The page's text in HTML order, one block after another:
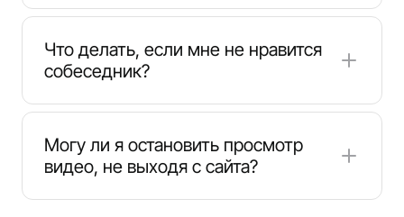
экрана.
Вы можете использовать текстовый чат или
общаться напрямую через микрофон и веб-
камеру после предоставления доступа.
Что делать, если мне не нравится
собеседник?
Нажмите «Next», чтобы мгновенно перейти к
следующему человеку.
Могу ли я остановить просмотр
видео, не выходя с сайта?